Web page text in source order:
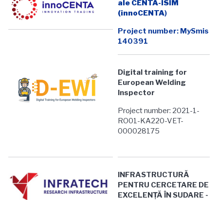
ale CENTA-ISIM
(innoCENTA)
Project number: MySmis
140391
Digital training for
European Welding
Inspector
Project number: 2021-1-
RO01-KA220-VET-
000028175
INFRASTRUCTURĂ
PENTRU CERCETARE DE
EXCELENȚĂ ÎN SUDARE -